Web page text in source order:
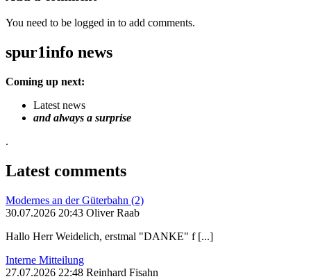
You need to be logged in to add comments.
spur1info news
Coming up next:
Latest news
and always a surprise
.
Latest comments
Modernes an der Güterbahn (2)
30.07.2026 20:43 Oliver Raab
Hallo Herr Weidelich, erstmal "DANKE" f [...]
Interne Mitteilung
27.07.2026 22:48 Reinhard Fisahn